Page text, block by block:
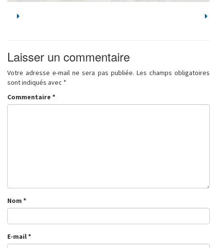
Laisser un commentaire
Votre adresse e-mail ne sera pas publiée. Les champs obligatoires
sont indiqués avec *
Commentaire *
Nom *
E-mail*